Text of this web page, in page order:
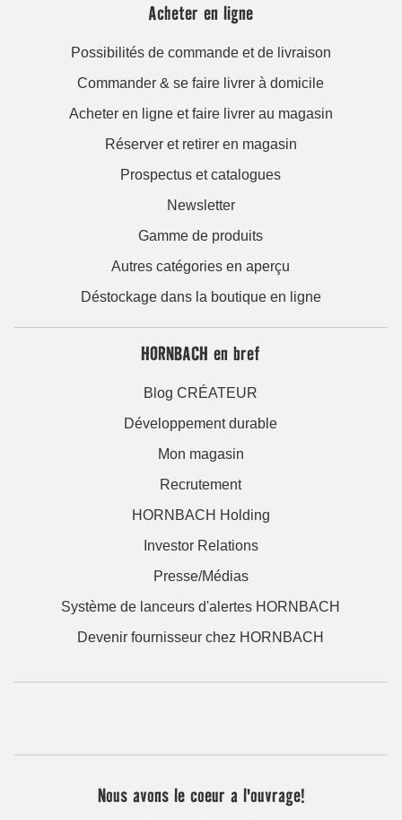
Acheter en ligne
Possibilités de commande et de livraison
Commander & se faire livrer à domicile
Acheter en ligne et faire livrer au magasin
Réserver et retirer en magasin
Prospectus et catalogues
Newsletter
Gamme de produits
Autres catégories en aperçu
Déstockage dans la boutique en ligne
HORNBACH en bref
Blog CRÉATEUR
Développement durable
Mon magasin
Recrutement
HORNBACH Holding
Investor Relations
Presse/Médias
Système de lanceurs d'alertes HORNBACH
Devenir fournisseur chez HORNBACH
Nous avons le coeur a l'ouvrage!